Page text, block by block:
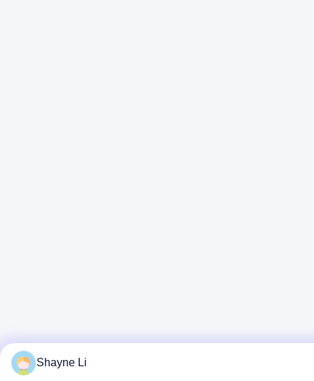
Shayne Li